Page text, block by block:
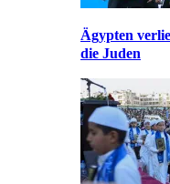
Ägypten
die Juden